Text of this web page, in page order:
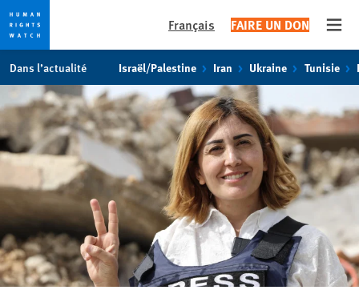
to
cookie
privacy
notice
to
main
content
Français FAIRE UN DON
Dans l’actualité Israël/Palestine Iran Ukraine Tunisie